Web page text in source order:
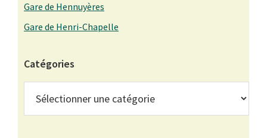
Gare de Hennuyères
Gare de Henri-Chapelle
Catégories